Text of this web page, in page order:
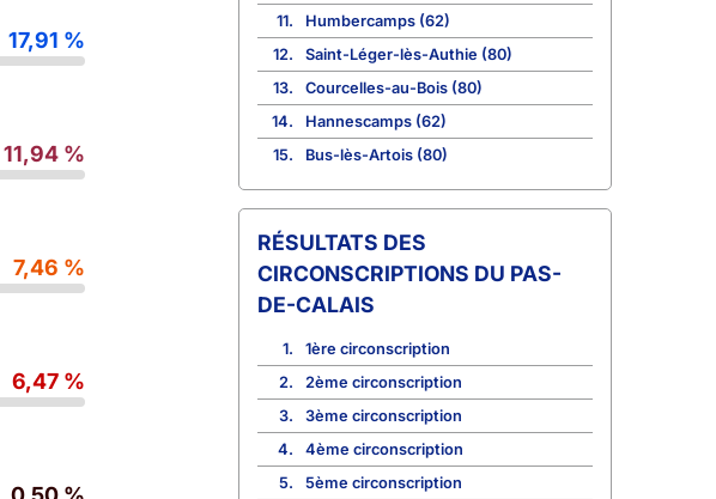
17,91 %
11,94 %
7,46 %
6,47 %
11.
Humbercamps (62)
12.
Saint-Léger-lès-Authie (80)
13.
Courcelles-au-Bois (80)
14.
Hannescamps (62)
15.
Bus-lès-Artois (80)
CIRCONSCRIPTIONS DU PAS-
DE-CALAIS
1.
1ère circonscription
2.
2ème circonscription
3.
3ème circonscription
4.
4ème circonscription
5.
5ème circonscription